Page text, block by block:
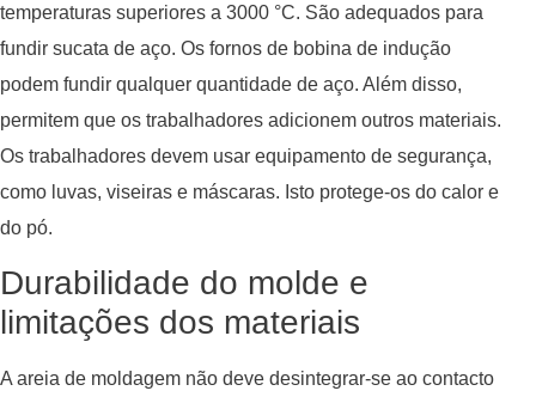
temperaturas superiores a 3000 °C. São adequados para
fundir sucata de aço. Os fornos de bobina de indução
podem fundir qualquer quantidade de aço. Além disso,
permitem que os trabalhadores adicionem outros materiais.
Os trabalhadores devem usar equipamento de segurança,
como luvas, viseiras e máscaras. Isto protege-os do calor e
do pó.
Durabilidade do molde e
limitações dos materiais
A areia de moldagem não deve desintegrar-se ao contacto